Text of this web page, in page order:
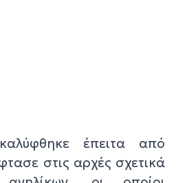
έπειτα από
στις αρχές σχετικά